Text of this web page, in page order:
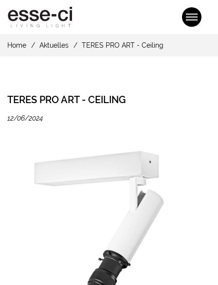
Home Aktuelles TERES PRO ART - Ceiling
TERES PRO ART - CEILING
12/06/2024